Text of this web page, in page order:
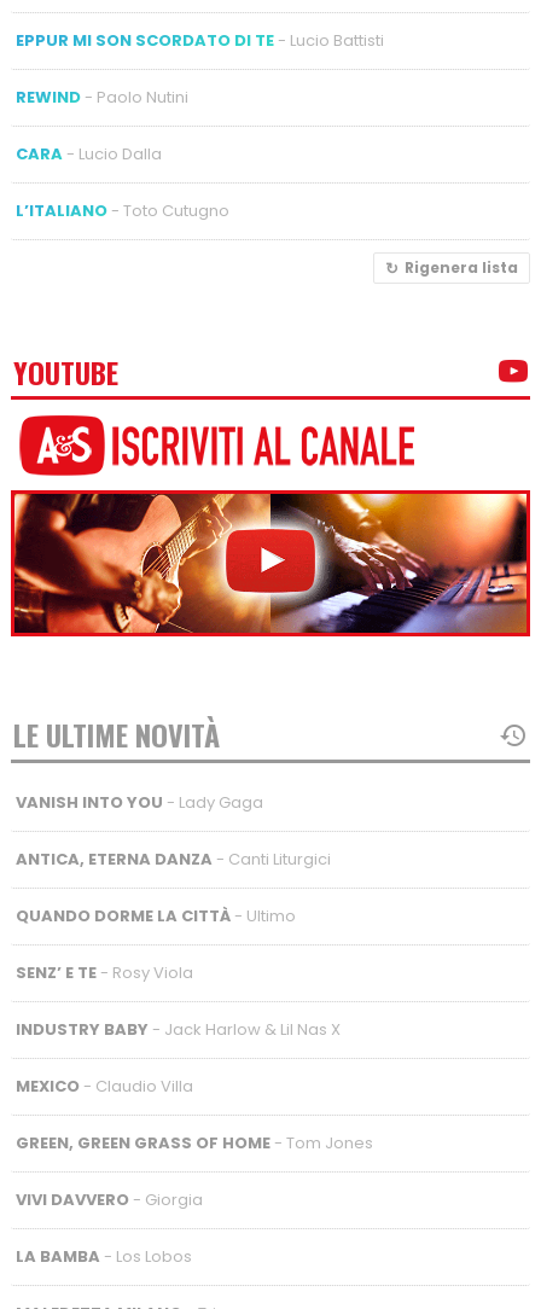
EPPUR MI SON SCORDATO DI TE- Lucio Battisti
REWIND- Paolo Nutini
CARA- Lucio Dalla
L’ITALIANO- Toto Cutugno
Rigenera lista
YOUTUBE
LE ULTIME NOVITÀ
VANISH INTO YOU - Lady Gaga
ANTICA, ETERNA DANZA - Canti Liturgici
QUANDO DORME LA CITTÀ- Ultimo
SENZ’ E TE- Rosy Viola
INDUSTRY BABY - Jack Harlow & Lil Nas X
MEXICO- Claudio Villa
GREEN, GREEN GRASS OF HOME- Tom Jones
VIVI DAVVERO- Giorgia
LA BAMBA - Los Lobos